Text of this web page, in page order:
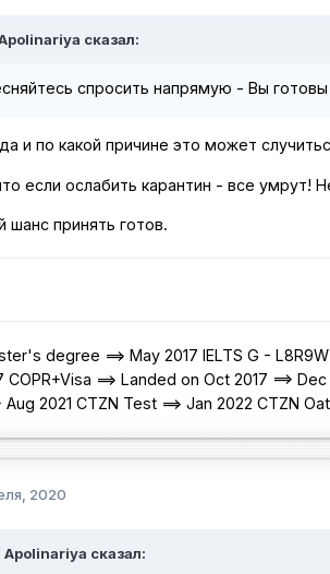
сказал:
спросить напрямую - Вы
и по какой причине это может
если ослабить карантин - все умрут!
шанс принять готов.
degree ==> May 2017 IELTS G -
COPR+Visa ==> Landed on Oct 2017 ==>
Aug 2021 CTZN Test ==> Jan 2022 CTZN
2020
сказал: